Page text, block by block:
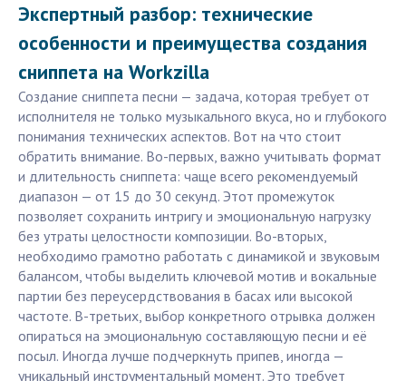
Экспертный разбор: технические
особенности и преимущества создания
сниппета на Workzilla
Создание сниппета песни — задача, которая требует от
исполнителя не только музыкального вкуса, но и глубокого
понимания технических аспектов. Вот на что стоит
обратить внимание. Во-первых, важно учитывать формат
и длительность сниппета: чаще всего рекомендуемый
диапазон — от 15 до 30 секунд. Этот промежуток
позволяет сохранить интригу и эмоциональную нагрузку
без утраты целостности композиции. Во-вторых,
необходимо грамотно работать с динамикой и звуковым
балансом, чтобы выделить ключевой мотив и вокальные
партии без переусердствования в басах или высокой
частоте. В-третьих, выбор конкретного отрывка должен
опираться на эмоциональную составляющую песни и её
посыл. Иногда лучше подчеркнуть припев, иногда —
уникальный инструментальный момент. Это требует